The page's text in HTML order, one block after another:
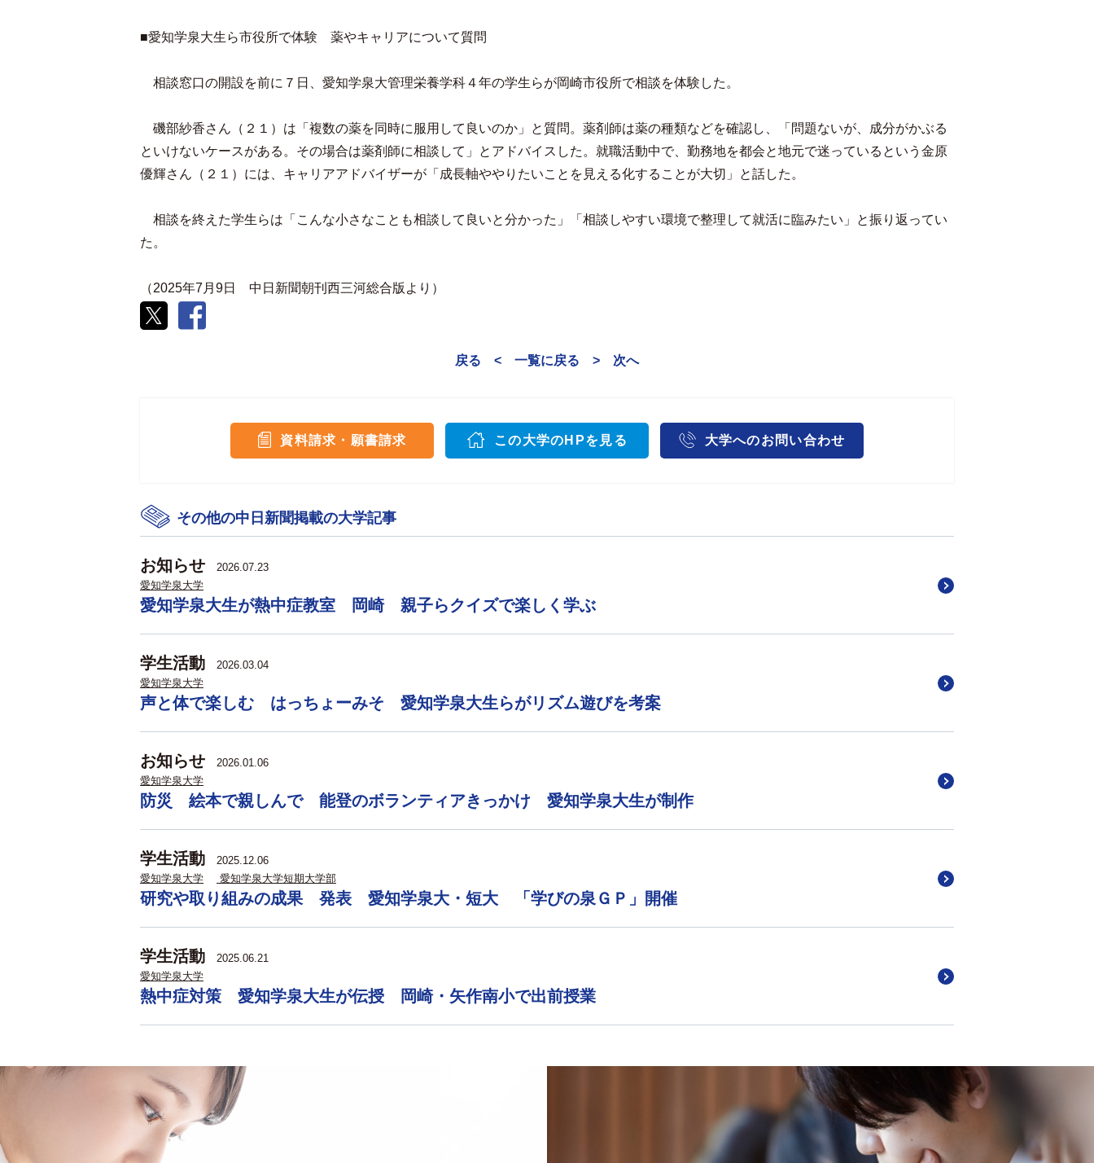
■愛知学泉大生ら市役所で体験 薬やキャリアについて質問
相談窓口の開設を前に７日、愛知学泉大管理栄養学科４年の学生らが岡崎市役所で相談を体験した。
磯部紗香さん（２１）は「複数の薬を同時に服用して良いのか」と質問。薬剤師は薬の種類などを確認し、「問題ないが、成分がかぶる
といけないケースがある。その場合は薬剤師に相談して」とアドバイスした。就職活動中で、勤務地を都会と地元で迷っているという金原
優輝さん（２１）には、キャリアアドバイザーが「成長軸ややりたいことを見える化することが大切」と話した。
相談を終えた学生らは「こんな小さなことも相談して良いと分かった」「相談しやすい環境で整理して就活に臨みたい」と振り返ってい
た。
（2025年7月9日 中日新聞朝刊西三河総合版より）
戻る < 一覧に戻る > 次へ
資料請求・願書請求 この大学のHPを見る 大学へのお問い合わせ
その他の中日新聞掲載の大学記事
お知らせ
2026.07.23
愛知学泉大学
愛知学泉大生が熱中症教室 岡崎 親子らクイズで楽しく学ぶ
学生活動
2026.03.04
愛知学泉大学
声と体で楽しむ はっちょーみそ 愛知学泉大生らがリズム遊びを考案
お知らせ
2026.01.06
愛知学泉大学
防災 絵本で親しんで 能登のボランティアきっかけ 愛知学泉大生が制作
学生活動
2025.12.06
愛知学泉大学
愛知学泉大学短期大学部
研究や取り組みの成果 発表 愛知学泉大・短大 「学びの泉ＧＰ」開催
学生活動
2025.06.21
愛知学泉大学
熱中症対策 愛知学泉大生が伝授 岡崎・矢作南小で出前授業